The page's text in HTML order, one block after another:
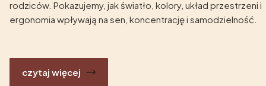
rodziców. Pokazujemy, jak światło, kolory, układ przestrzeni i
ergonomia wpływają na sen, koncentrację i samodzielność.
czytaj więcej